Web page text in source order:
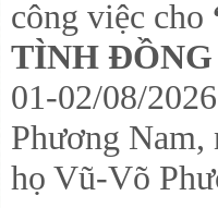
công việc cho
TÌNH
01-02/08/
Phương
họ Vũ-Võ